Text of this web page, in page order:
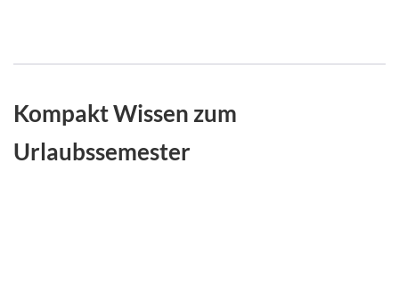
Kompakt Wissen zum
Urlaubssemester